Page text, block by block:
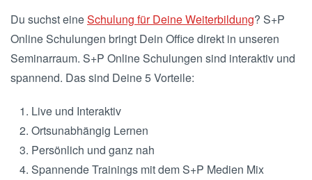
Du suchst eineSchulung für Deine Weiterbildung? S+P
Online Schulungen bringt Dein Office direkt in unseren
Seminarraum. S+P Online Schulungen sind interaktiv und
spannend. Das sind Deine 5 Vorteile:
Live und Interaktiv
Ortsunabhängig Lernen
Persönlich und ganz nah
Spannende Trainings mit dem S+P Medien Mix